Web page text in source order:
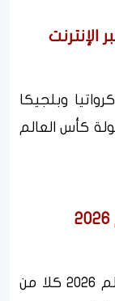
الإنترنت
وبلجيكا
كأس العالم
تضم مجموعة بلجيكا في كأس العالم 2026 كلا من